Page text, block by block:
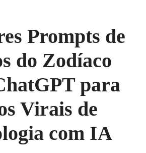
Prompts de
do Zodíaco
para
Virais de
com IA